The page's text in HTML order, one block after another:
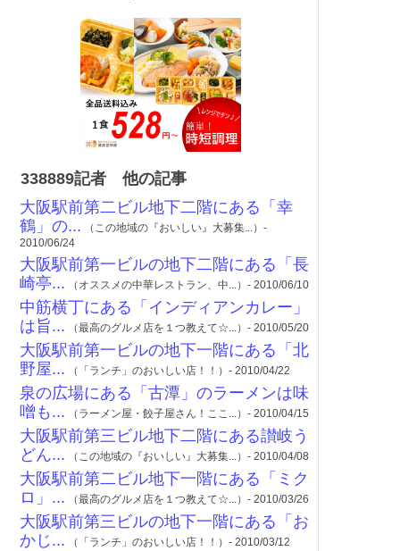
338889記者 他の記事
大阪駅前第二ビル地下二階にある「幸
鶴」の... （この地域の『おいしい』大募集...）-
2010/06/24
大阪駅前第一ビルの地下二階にある「長
崎亭... （オススメの中華レストラン、中...）- 2010/06/10
中筋横丁にある「インディアンカレー」
は旨... （最高のグルメ店を１つ教えて☆...）- 2010/05/20
大阪駅前第一ビルの地下一階にある「北
野屋... （「ランチ」のおいしい店！！）- 2010/04/22
泉の広場にある「古潭」のラーメンは味
噌も... （ラーメン屋・餃子屋さん！ここ...）- 2010/04/15
大阪駅前第三ビル地下二階にある讃岐う
どん... （この地域の『おいしい』大募集...）- 2010/04/08
大阪駅前第二ビル地下一階にある「ミク
ロ」... （最高のグルメ店を１つ教えて☆...）- 2010/03/26
大阪駅前第三ビルの地下一階にある「お
かじ... （「ランチ」のおいしい店！！）- 2010/03/12